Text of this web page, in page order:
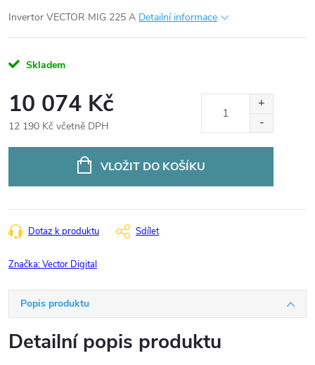
Invertor VECTOR MIG 225 A Detailní informace
Skladem
10 074 Kč
12 190 Kč včetně DPH
VLOŽIT DO KOŠÍKU
Dotaz k produktu Sdílet
Značka:Vector Digital
Popis produktu
Detailní popis produktu